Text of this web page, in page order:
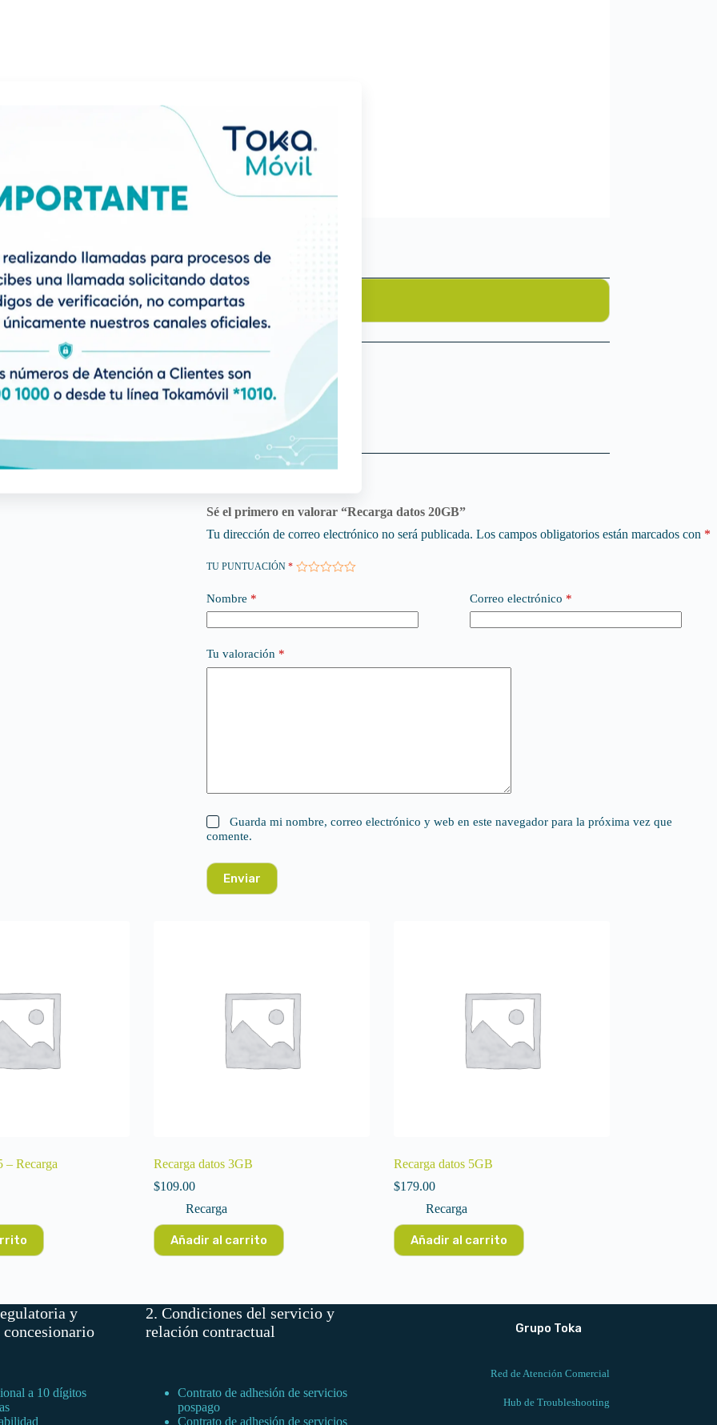
Añadir al carrito
Sé el primero en valorar “Recarga datos 20GB”
Tu dirección de correo electrónico no será publicada. Los campos obligatorios están marcados con *
TU PUNTUACIÓN *
Nombre * Correo electrónico *
Tu valoración *
Guarda mi nombre, correo electrónico y web en este navegador para la próxima vez que
comente.
Enviar
– Recarga
Recarga datos 3GB
$109.00
Recarga
Añadir al carrito
Recarga datos 5GB
$179.00
Recarga
Añadir al carrito
y
a 10 dígitos
2. Condiciones del servicio y
relación contractual
Contrato de adhesión de servicios
pospago
Contrato de adhesión de servicios
Grupo Toka
Red de Atención Comercial
Hub de Troubleshooting